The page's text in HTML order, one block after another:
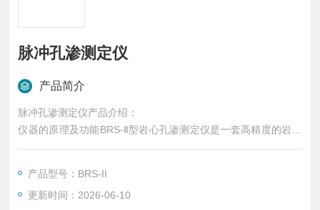
脉冲孔渗测定仪
产品简介
脉冲孔渗测定仪产品介绍：
仪器的原理及功能BRS-Ⅱ型岩心孔渗测定仪是一套高精度的岩心
孔渗测定仪器，通过全新的流程设计及优化，在一套设备上可以
产品型号：BRS-II
更新时间：2026-06-10